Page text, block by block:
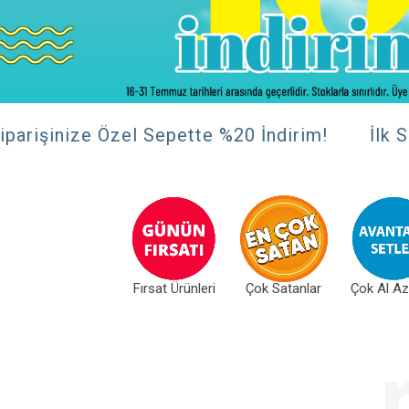
Özel Sepette %20 İndirim! İlk
Fırsat Ürünleri Çok Satanlar Çok Al